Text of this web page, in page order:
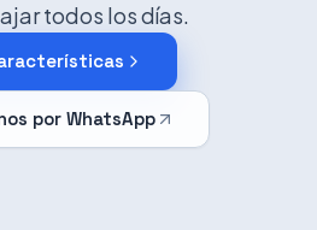
todos los días.
por WhatsApp